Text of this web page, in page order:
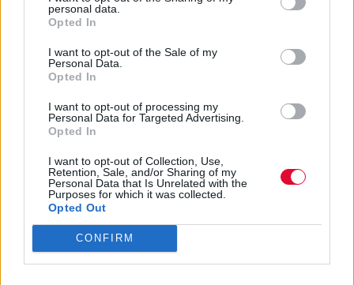
personal data.
Opted In
I want to opt-out of the Sale of my
Personal Data.
Opted In
I want to opt-out of processing my
Personal Data for Targeted Advertising.
Opted In
I want to opt-out of Collection, Use,
Retention, Sale, and/or Sharing of my
Personal Data that Is Unrelated with the
Purposes for which it was collected.
Opted Out
CONFIRM